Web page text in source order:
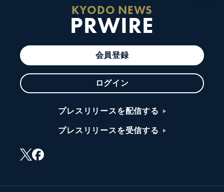
KYODO NEWS
PRWIRE
会員登録
ログイン
プレスリリースを配信する
プレスリリースを受信する